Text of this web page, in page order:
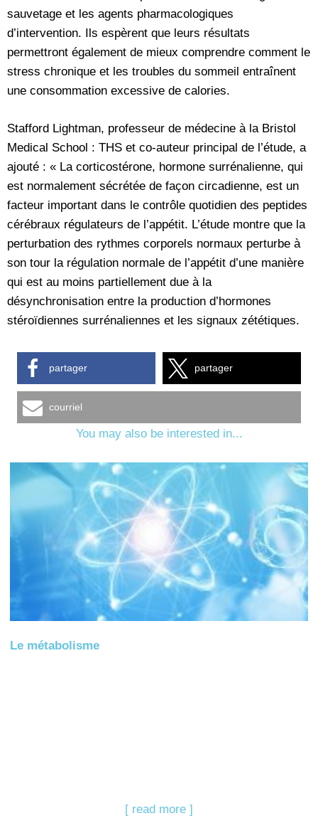
sauvetage et les agents pharmacologiques
d’intervention. Ils espèrent que leurs résultats
permettront également de mieux comprendre comment le
stress chronique et les troubles du sommeil entraînent
une consommation excessive de calories.
Stafford Lightman, professeur de médecine à la Bristol
Medical School : THS et co-auteur principal de l’étude, a
ajouté : « La corticostérone, hormone surrénalienne, qui
est normalement sécrétée de façon circadienne, est un
facteur important dans le contrôle quotidien des peptides
cérébraux régulateurs de l’appétit. L’étude montre que la
perturbation des rythmes corporels normaux perturbe à
son tour la régulation normale de l’appétit d’une manière
qui est au moins partiellement due à la
désynchronisation entre la production d’hormones
stéroïdiennes surrénaliennes et les signaux zététiques.
partager partager
courriel
You may also be interested in...
Le métabolisme
[ read more ]